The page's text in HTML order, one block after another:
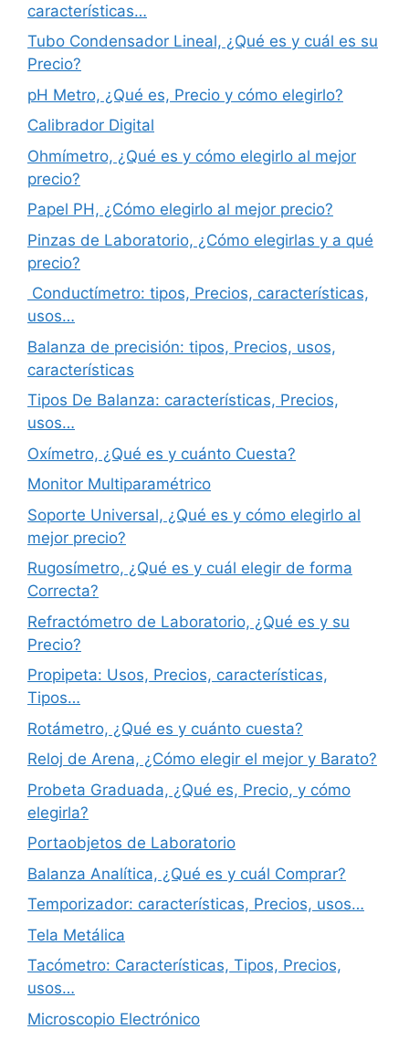
características…
Tubo Condensador Lineal, ¿Qué es y cuál es su
Precio?
pH Metro, ¿Qué es, Precio y cómo elegirlo?
Calibrador Digital
Ohmímetro, ¿Qué es y cómo elegirlo al mejor
precio?
Papel PH, ¿Cómo elegirlo al mejor precio?
Pinzas de Laboratorio, ¿Cómo elegirlas y a qué
precio?
Conductímetro: tipos, Precios, características,
usos…
Balanza de precisión: tipos, Precios, usos,
características
Tipos De Balanza: características, Precios,
usos…
Oxímetro, ¿Qué es y cuánto Cuesta?
Monitor Multiparamétrico
Soporte Universal, ¿Qué es y cómo elegirlo al
mejor precio?
Rugosímetro, ¿Qué es y cuál elegir de forma
Correcta?
Refractómetro de Laboratorio, ¿Qué es y su
Precio?
Propipeta: Usos, Precios, características,
Tipos…
Rotámetro, ¿Qué es y cuánto cuesta?
Reloj de Arena, ¿Cómo elegir el mejor y Barato?
Probeta Graduada, ¿Qué es, Precio, y cómo
elegirla?
Portaobjetos de Laboratorio
Balanza Analítica, ¿Qué es y cuál Comprar?
Temporizador: características, Precios, usos…
Tela Metálica
Tacómetro: Características, Tipos, Precios,
usos…
Microscopio Electrónico